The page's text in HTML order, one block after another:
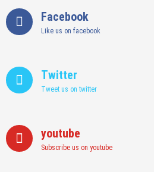
Facebook
Like us on facebook
Twitter
Tweet us on twitter
youtube
Subscribe us on youtube